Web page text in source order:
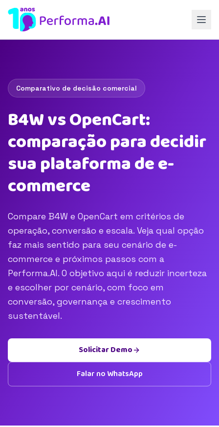
Comparativo de decisão comercial
B4W vs OpenCart:
comparação para decidir
sua plataforma de e-
commerce
Compare B4W e OpenCart em critérios de
operação, conversão e escala. Veja qual opção
faz mais sentido para seu cenário de e-
commerce e próximos passos com a
Performa.AI. O objetivo aqui é reduzir incerteza
e escolher por cenário, com foco em
conversão, governança e crescimento
sustentável.
Solicitar Demo
Falar no WhatsApp